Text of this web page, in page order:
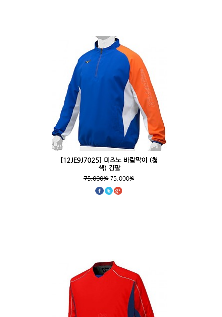
[12JE9J7025] 미즈노 바람막이 (청
색) 긴팔
75,000원75,000원